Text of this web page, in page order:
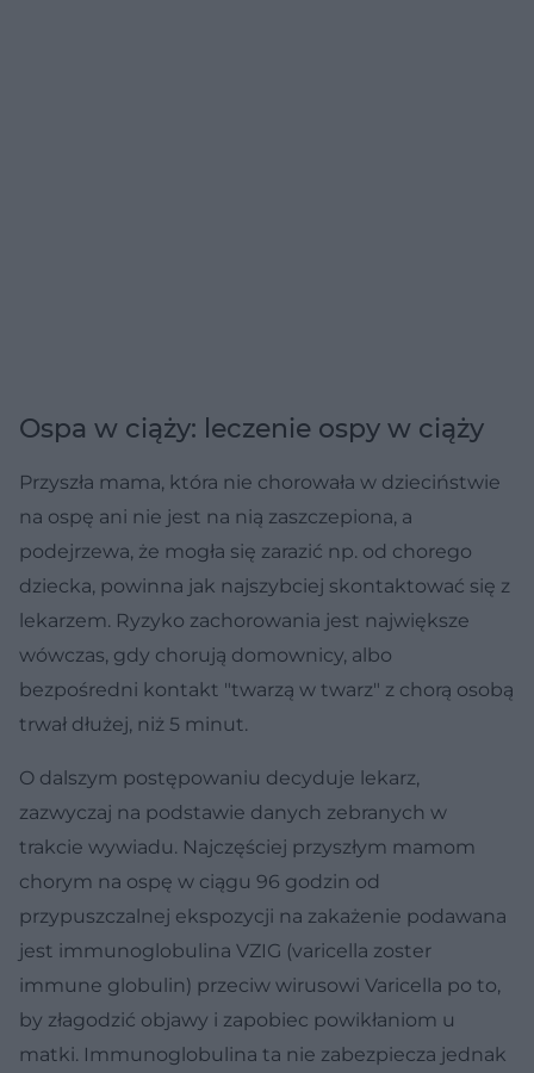
Ospa w ciąży: leczenie ospy w ciąży
Przyszła mama, która nie chorowała w dzieciństwie
na ospę ani nie jest na nią zaszczepiona, a
podejrzewa, że mogła się zarazić np. od chorego
dziecka, powinna jak najszybciej skontaktować się z
lekarzem. Ryzyko zachorowania jest największe
wówczas, gdy chorują domownicy, albo
bezpośredni kontakt "twarzą w twarz" z chorą osobą
trwał dłużej, niż 5 minut.
O dalszym postępowaniu decyduje lekarz,
zazwyczaj na podstawie danych zebranych w
trakcie wywiadu. Najczęściej przyszłym mamom
chorym na ospę w ciągu 96 godzin od
przypuszczalnej ekspozycji na zakażenie podawana
jest immunoglobulina VZIG (varicella zoster
immune globulin) przeciw wirusowi Varicella po to,
by złagodzić objawy i zapobiec powikłaniom u
matki. Immunoglobulina ta nie zabezpiecza jednak